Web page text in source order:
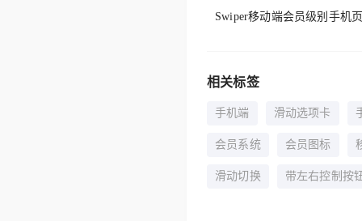
Swiper移动端会员级别手机
相关标签
手机端 滑动选项卡
会员系统 会员图标
滑动切换 带左右控制按